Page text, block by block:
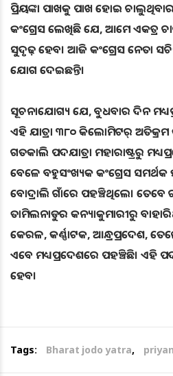
ପ୍ରିୟଙ୍କା ପାଖକୁ ପାଖ ହୋଇ
କଂଗ୍ରେସ ଲେଖିଛି ଯେ, ଆମେ ଏକତ୍ର
ସୁଦୃଢ଼ ହେବ। ଆଜି କଂଗ୍ରେସ ନେତା
ଯୋଗ ଦେଇଛନ୍ତି।
ସୂଚନାଯୋଗ୍ୟ ଯେ, ବୁଧବାର ଦିନ
ଏହି ଯାତ୍ରା ୩୮୦ କିଲୋମିଟର୍‌ ଅତିକ୍ରମ
ଗତକାଲି ପଦଯାତ୍ରା ମହାରାଷ୍ଟ୍ରରୁ
ବେଳେ ବହୁସଂଖ୍ୟକ କଂଗ୍ରେସ ସମର୍ଥକ
ବୋଦ୍ରାଲି ଗାଁରେ ପହଞ୍ଚିଥିଲେ। ତେବେ
ତାମିଲନାଡୁର କନ୍ୟାକୁମାରୀରୁ
କେରଳ, କର୍ଣ୍ଣାଟକ, ଆନ୍ଧ୍ରପ୍ରଦେଶ,
ଏବେ ମଧ୍ୟପ୍ରଦେଶରେ ପହଞ୍ଚିଛି। ଏହି
ହେବ।
Tags: Bharat jodo yatra,